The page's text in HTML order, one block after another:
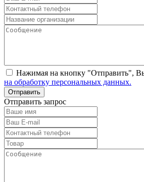
Нажимая на кнопку "Отправить",
на обработку персональных данных.
Отправить запрос